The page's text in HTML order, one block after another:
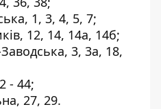
1, 3, 4, 5, 7;
12, 14, 14а, 14б;
3, 3а, 18,
- 44;
27, 29.